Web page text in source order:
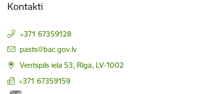
Kontakti
+371 67359128
E-pasts:
pasts@bac.gov.lv
Ventspils iela 53, Rīga, LV-1002
+371 67359159